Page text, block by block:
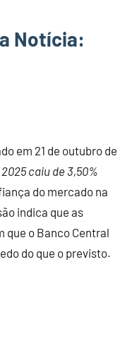
Notícia:
em 21 de outubro de
caiu de 3,50%
do mercado na
indica que as
o Banco Central
do que o previsto.